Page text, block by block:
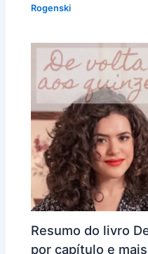
Rogenski
Resumo do livro
por capítulo e mais